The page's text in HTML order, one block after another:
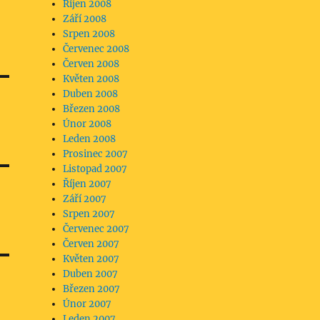
Říjen 2008
Září 2008
Srpen 2008
Červenec 2008
Červen 2008
Květen 2008
Duben 2008
Březen 2008
Únor 2008
Leden 2008
Prosinec 2007
Listopad 2007
Říjen 2007
Září 2007
Srpen 2007
Červenec 2007
Červen 2007
Květen 2007
Duben 2007
Březen 2007
Únor 2007